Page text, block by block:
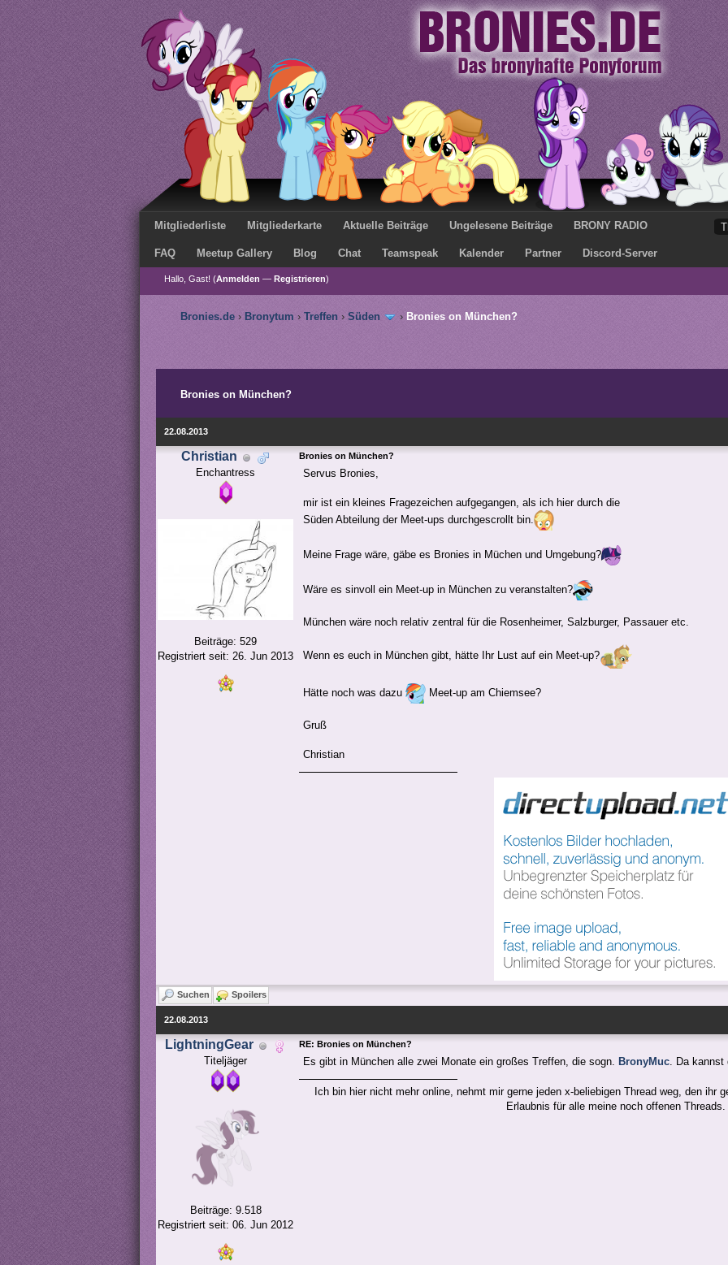
Mitgliederliste Mitgliederkarte Aktuelle Beiträge Ungelesene Beiträge BRONY RADIO
FAQ Meetup Gallery Blog Chat Teamspeak Kalender Partner Discord-Server
Hallo, Gast! (Anmelden — Registrieren)
Bronies.de › Bronytum › Treffen › Süden › Bronies on München?
Bronies on München?
22.08.2013
Christian
Enchantress
Beiträge: 529
Registriert seit: 26. Jun 2013
Bronies on München?
Servus Bronies,
mir ist ein kleines Fragezeichen aufgegangen, als ich hier durch die
Süden Abteilung der Meet-ups durchgescrollt bin.
Meine Frage wäre, gäbe es Bronies in Müchen und Umgebung?
Wäre es sinvoll ein Meet-up in München zu veranstalten?
München wäre noch relativ zentral für die Rosenheimer, Salzburger, Passauer etc.
Wenn es euch in München gibt, hätte Ihr Lust auf ein Meet-up?
Hätte noch was dazu Meet-up am Chiemsee?
Gruß
Christian
Suchen Spoilers
22.08.2013
LightningGear
Titeljäger
Beiträge: 9.518
Registriert seit: 06. Jun 2012
RE: Bronies on München?
Es gibt in München alle zwei Monate ein großes Treffen, die sogn. BronyMuc. Da kannst
Ich bin hier nicht mehr online, nehmt mir gerne jeden x-beliebigen Thread weg, den ihr
Erlaubnis für alle meine noch offenen Threads.